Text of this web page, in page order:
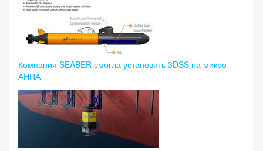
Компания SEABER смогла установить 3DSS на микро-
АНПА